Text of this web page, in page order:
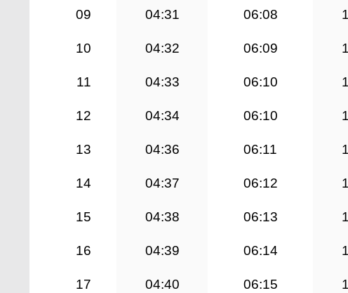
09 04:31 06:08
10 04:32 06:09
11 04:33 06:10
12 04:34 06:10
13 04:36 06:11
14 04:37 06:12
15 04:38 06:13
16 04:39 06:14
17 04:40 06:15